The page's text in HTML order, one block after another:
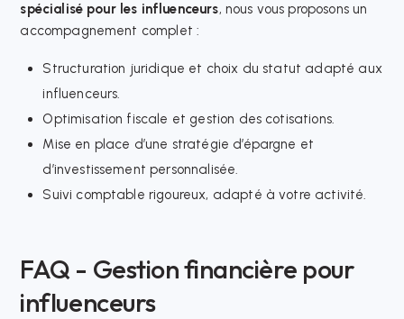
spécialisé pour les influenceurs, nous vous proposons un
accompagnement complet :
Structuration juridique et choix du statut adapté aux
influenceurs.
Optimisation fiscale et gestion des cotisations.
Mise en place d’une stratégie d’épargne et
d’investissement personnalisée.
Suivi comptable rigoureux, adapté à votre activité.
FAQ - Gestion financière pour
influenceurs